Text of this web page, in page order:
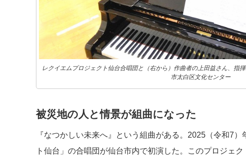
レクイエムプロジェクト仙台合唱団と（右から）作曲者の上田益さん、指
市太白区文化センター
被災地の人と情景が組曲になった
『なつかしい未来へ』という組曲がある。2025（令和7
ト仙台」の合唱団が仙台市内で初演した。このプロジェ